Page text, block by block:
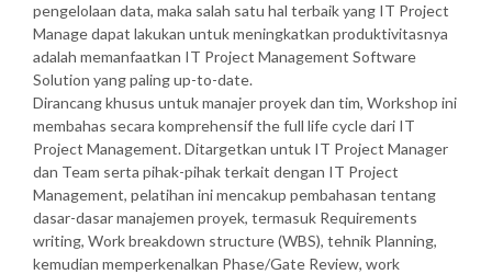
pengelolaan data, maka salah satu hal terbaik yang IT Project
Manage dapat lakukan untuk meningkatkan produktivitasnya
adalah memanfaatkan IT Project Management Software
Solution yang paling up-to-date.
Dirancang khusus untuk manajer proyek dan tim, Workshop ini
membahas secara komprehensif the full life cycle dari IT
Project Management. Ditargetkan untuk IT Project Manager
dan Team serta pihak-pihak terkait dengan IT Project
Management, pelatihan ini mencakup pembahasan tentang
dasar-dasar manajemen proyek, termasuk Requirements
writing, Work breakdown structure (WBS), tehnik Planning,
kemudian memperkenalkan Phase/Gate Review, work